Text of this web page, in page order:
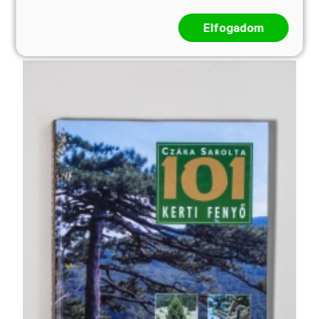
részét parányi helyeken, akár erkélyládában v ...
Elfogadom